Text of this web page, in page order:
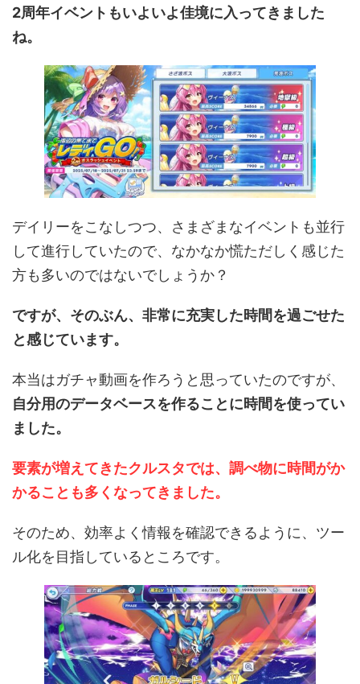
2周年イベントもいよいよ佳境に入ってきました
ね。
デイリーをこなしつつ、さまざまなイベントも並行
して進行していたので、なかなか慌ただしく感じた
方も多いのではないでしょうか？
ですが、そのぶん、非常に充実した時間を過ごせた
と感じています。
本当はガチャ動画を作ろうと思っていたのですが、
自分用のデータベースを作ることに時間を使ってい
ました。
要素が増えてきたクルスタでは、調べ物に時間がか
かることも多くなってきました。
そのため、効率よく情報を確認できるように、ツー
ル化を目指しているところです。